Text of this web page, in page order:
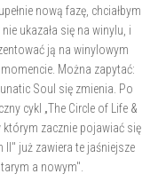
nową fazę, chciałbym
ukazała się na winylu, i
ją na winylowym
Można zapytać:
Soul się zmienia. Po
cykl „The Circle of Life &
którym zacznie pojawiać się
II" już zawiera te jaśniejsze
a nowym".